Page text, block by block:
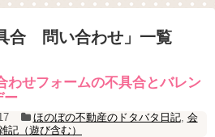
合 問い合わせ 」 一覧
わせフォームの不具合とバレン
ー
ほのぼの不動産のドタバタ日記, 会
記（遊び含む）